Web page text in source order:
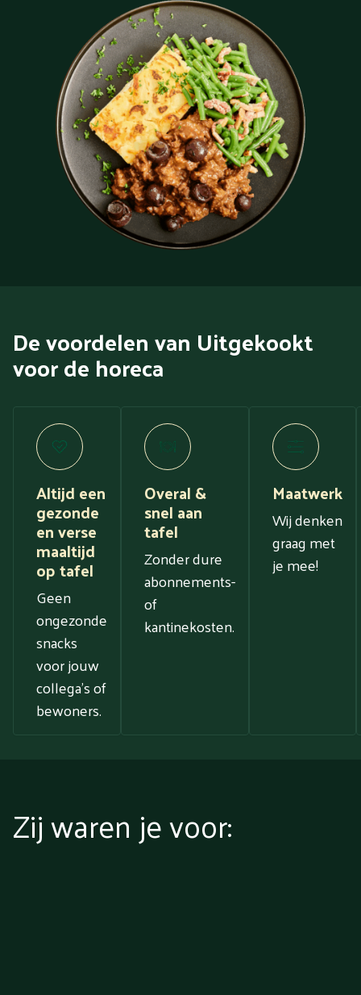
De voordelen van Uitgekookt
voor de horeca
Altijd een
gezonde
en verse
maaltijd
op tafel
Geen
ongezonde
snacks
voor jouw
collega’s of
bewoners.
Overal &
snel aan
tafel
Zonder dure
abonnements-
of
kantinekosten.
Maatwerk
Wij denken
graag met
je mee!
Zij waren je voor: